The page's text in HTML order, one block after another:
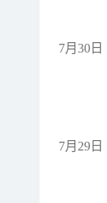
7月30日
7月29日